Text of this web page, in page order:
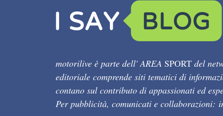
motorilive è parte dell' AREA SPORT del
editoriale comprende siti tematici di
contano sul contributo di appassionati ed
Per pubblicità, comunicati e collaborazioni: